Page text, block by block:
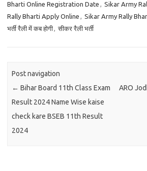
Bharti Online Registration Date , Sikar Army
Rally Bharti Apply Online , Sikar Army Rally
भर्ती रैली में कब होगी, सीकर रैली भर्ती
Post navigation
← Bihar Board 11th Class Exam
Result 2024 Name Wise kaise
check kare BSEB 11th Result
2024
ARO